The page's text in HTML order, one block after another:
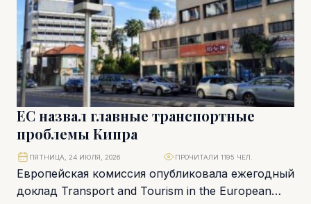
ЕС назвал главные транспортные
проблемы Кипра
Европейская комиссия опубликовала ежегодный
доклад Transport and Tourism in the European
ПЯТНИЦА, 24 ИЮЛЯ, 2026 ПРОЧИТАЛИ 1195 ЧЕЛ.